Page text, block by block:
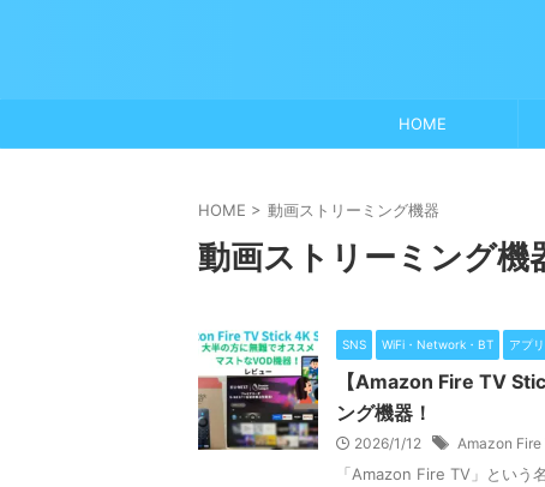
HOME
HOME > 動画ストリーミング機器
動画ストリーミング機
SNS WiFi・Network・BT アプ
【Amazon Fire TV
ング機器！
2026/1/12 Amazon
「Amazon Fire TV」という